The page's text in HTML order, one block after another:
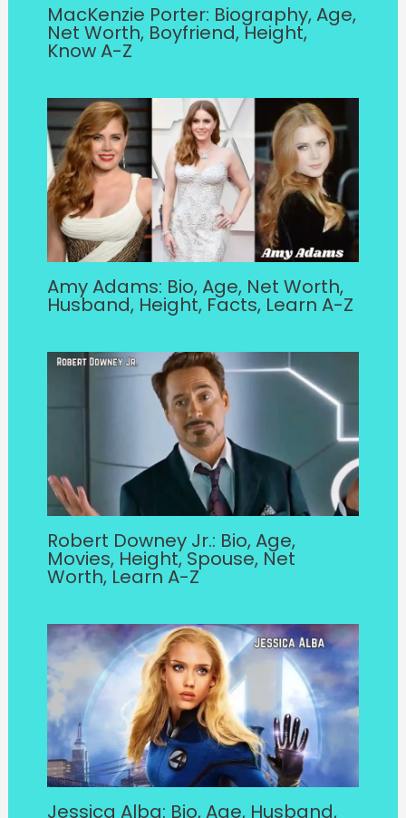
MacKenzie Porter: Biography, Age,
Net Worth, Boyfriend, Height,
Know A-Z
Amy Adams: Bio, Age, Net Worth,
Husband, Height, Facts, Learn A-Z
Robert Downey Jr.: Bio, Age,
Movies, Height, Spouse, Net
Worth, Learn A-Z
Jessica Alba: Bio, Age, Husband,